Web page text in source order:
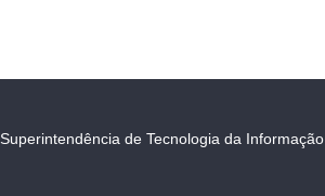
Superintendência de Tecnologia da Informação